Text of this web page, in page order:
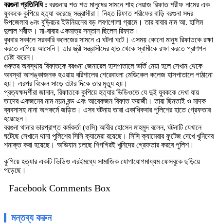
বরগুনা প্রতিনিধি : বরগুনায় শত শত মানুষের সামনে শাহ নেয়াজ রিফাত শরীফ নামের এক
যুবককে কুপিয়ে হত্যা করেছে সন্ত্রাসীরা। নিহত রিফাত শরীফের বাড়ি বরগুনা সদর
উপজেলার ৬নং বুড়িরচর ইউনিয়নের বড় লবণগোলা গ্রামে। তার বাবার নাম আ. হালিম
দুলাল শরীফ। মা-বাবার একমাত্র সন্তান ছিলেন রিফাত।
বুধবার সকালে সরকারি কলেজের সামনে এ ঘটনা ঘটে। এসময় কোনো মানুষ রিফাতকে রক্ষা
করতে এগিয়ে আসেনি। তার স্ত্রী সন্ত্রাসীদের হাত থেকে স্বামীকে রক্ষা করতে প্রাণপন
চেষ্টা করেন।
গুরুতর অবস্থায় রিফাতকে বরগুনা জেনারেল হাসপাতালে ভর্তি নেয়া হলে সেখান থেকে
অবস্থা আশঙ্কাজনক হওয়ায় বরিশালের শেরেবাংলা মেডিকেল কলেজ হাসপাতালে পাঠানো
হয়। এরপর বিকেল সাড়ে ৩টার দিকে তার মৃত্যু হয়।
প্রত্যক্ষদর্শীরা জানান, রিফাতকে কুপিয়ে হত্যার ভিডিওতে যে দুই যুবককে দেখা যায়
তাদের একজনের নাম নয়ন বন্ড এবং আরেকজন রিফাত ফরাজী। তারা ছিনতাই ও মাদক
ব্যবসাসহ নানা অপকর্মে জড়িত। এসব ঘটনায় তারা একাধিকবার পুলিশের হাতে গ্রেফতার
হয়েছেন।
বরগুনা থানার ভারপ্রাপ্ত কর্মকর্তা (ওসি) আবীর হোসেন মাহমুদ বলেন, ঘটনাটি যেখানে
ঘটেছে সেখানে থানা পুলিশের সিসি ক্যামেরা রয়েছে। সিসি ক্যামেরার ফুটেজ দেখে খুনিদের
শনাক্ত করা হয়েছে। অভিযান চলছে শিগগিরই খুনিদের গ্রেফতার করবে পুলিশ।
কুপিয়ে হত্যার একটি ভিডিও এরইমধ্যে সামাজিক যোগাযোগমাধ্যম ফেসবুকে ছড়িয়ে
পড়েছে।
Facebook Comments Box
মন্তব্য করুন